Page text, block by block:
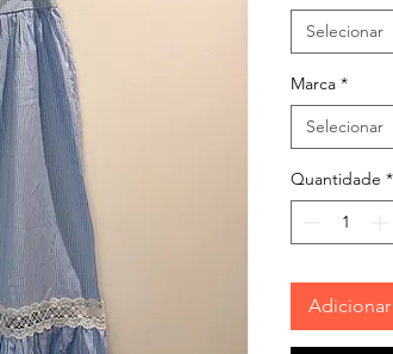
Selecionar
Marca *
Selecionar
Quantidade *